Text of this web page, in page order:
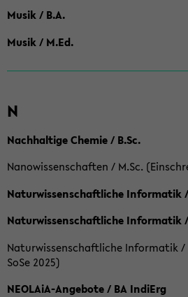
Musik / B.A.
Musik / M.Ed.
N
Nachhaltige Chemie / B.Sc.
Nanowissenschaften / M.Sc.
Naturwissenschaftliche Informatik /
Naturwissenschaftliche Informatik
Naturwissenschaftliche Informatik /
SoSe 2025)
NEOLAiA-Angebote / BA IndiErg